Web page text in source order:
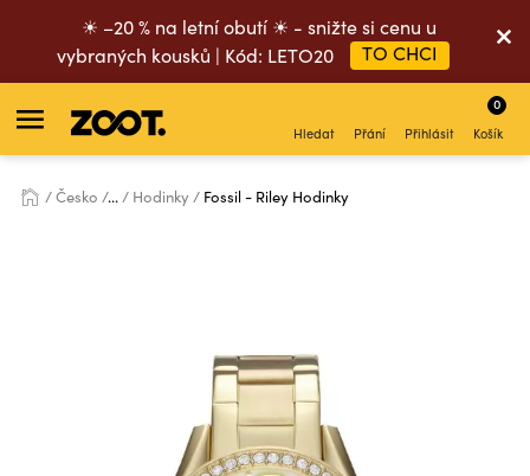
☀ –20 % na letní obutí ☀ - snižte si cenu u
vybraných kousků | Kód: LETO20
TO CHCI
Hledat Přání Přihlásit Košík
0
Česko ... Hodinky Fossil - Riley Hodinky